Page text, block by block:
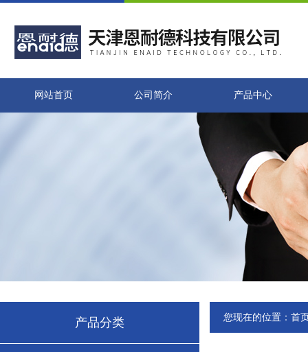
网站首页 公司简介 产品中心
产品分类 您现在的位置： 首